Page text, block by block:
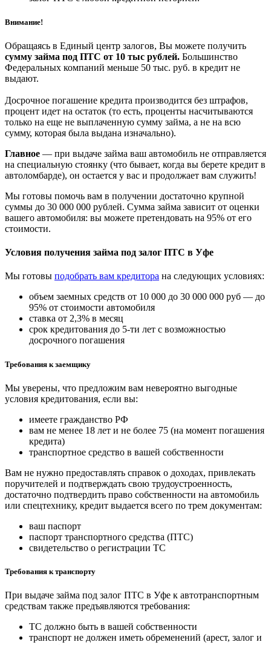
Внимание!
Обращаясь в Единый центр залогов, Вы можете получить
сумму займа под ПТС от 10 тыс рублей. Большинство
Федеральных компаний меньше 50 тыс. руб. в кредит не
выдают.
Досрочное погашение кредита производится без штрафов,
процент идет на остаток (то есть, проценты насчитываются
только на еще не выплаченную сумму займа, а не на всю
сумму, которая была выдана изначально).
Главное — при выдаче займа ваш автомобиль не отправляется
на специальную стоянку (что бывает, когда вы берете кредит в
автоломбарде), он остается у вас и продолжает вам служить!
Мы готовы помочь вам в получении достаточно крупной
суммы до 30 000 000 рублей. Сумма займа зависит от оценки
вашего автомобиля: вы можете претендовать на 95% от его
стоимости.
Условия получения займа под залог ПТС в Уфе
Мы готовы подобрать вам кредитора на следующих условиях:
объем заемных средств от 10 000 до 30 000 000 руб — до
95% от стоимости автомобиля
ставка от 2,3% в месяц
срок кредитования до 5-ти лет с возможностью
досрочного погашения
Требования к заемщику
Мы уверены, что предложим вам невероятно выгодные
условия кредитования, если вы:
имеете гражданство РФ
вам не менее 18 лет и не более 75 (на момент погашения
кредита)
транспортное средство в вашей собственности
Вам не нужно предоставлять справок о доходах, привлекать
поручителей и подтверждать свою трудоустроенность,
достаточно подтвердить право собственности на автомобиль
или спецтехнику, кредит выдается всего по трем документам:
ваш паспорт
паспорт транспортного средства (ПТС)
свидетельство о регистрации ТС
Требования к транспорту
При выдаче займа под залог ПТС в Уфе к автотранспортным
средствам также предъявляются требования:
ТС должно быть в вашей собственности
транспорт не должен иметь обременений (арест, залог и